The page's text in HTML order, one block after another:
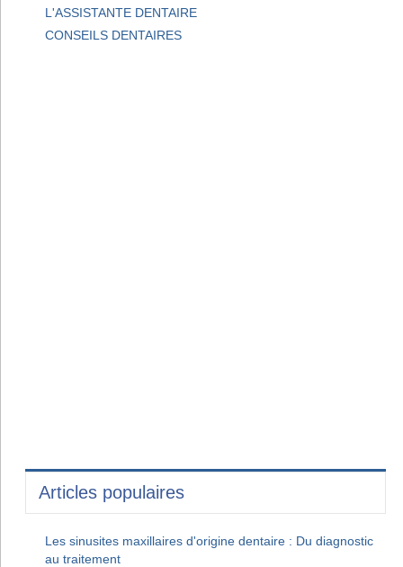
L'ASSISTANTE DENTAIRE
CONSEILS DENTAIRES
Articles populaires
Les sinusites maxillaires d'origine dentaire : Du diagnostic
au traitement